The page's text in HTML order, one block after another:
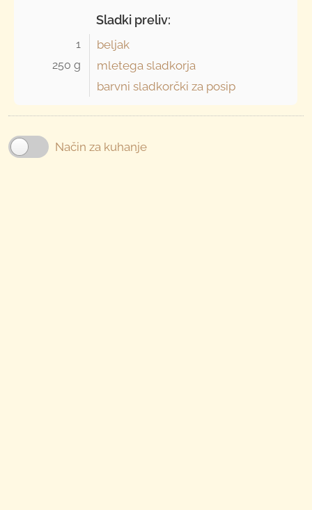
Sladki preliv:
1 beljak
250 g
mletega sladkorja
barvni sladkorčki za posip
Način za kuhanje